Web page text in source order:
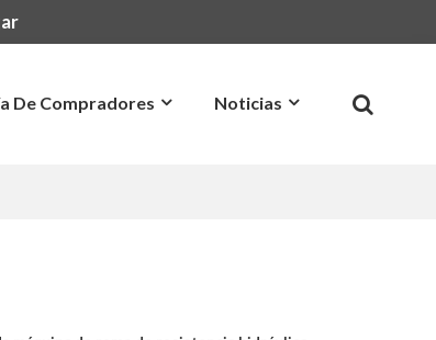
De Compradores Noticias